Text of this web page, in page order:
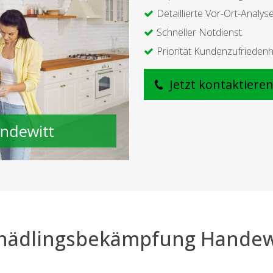
Detaillierte Vor-Ort-Analyse
Schneller Notdienst
Priorität
Jetzt kontaktieren